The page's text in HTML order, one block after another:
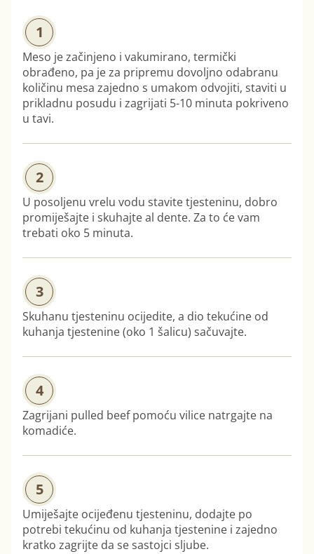
1
Meso je začinjeno i vakumirano, termički
obrađeno, pa je za pripremu dovoljno odabranu
količinu mesa zajedno s umakom odvojiti, staviti u
prikladnu posudu i zagrijati 5-10 minuta pokriveno
u tavi.
2
U posoljenu vrelu vodu stavite tjesteninu, dobro
promiješajte i skuhajte al dente. Za to će vam
trebati oko 5 minuta.
3
Skuhanu tjesteninu ocijedite, a dio tekućine od
kuhanja tjestenine (oko 1 šalicu) sačuvajte.
4
Zagrijani pulled beef pomoću vilice natrgajte na
komadiće.
5
Umiješajte ocijeđenu tjesteninu, dodajte po
potrebi tekućinu od kuhanja tjestenine i zajedno
kratko zagrijte da se sastojci sljube.